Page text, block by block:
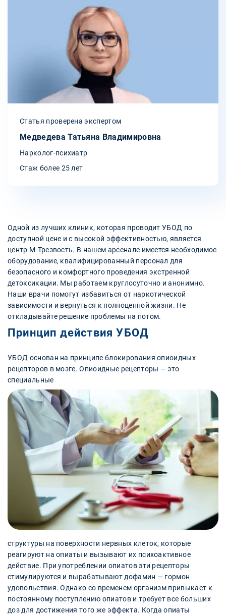
Статья проверена экспертом
Медведева Татьяна Владимировна
Нарколог-психиатр
Стаж более 25 лет
Одной из лучших клиник, которая проводит УБОД по
доступной цене и с высокой эффективностью, является
центр М-Трезвость. В нашем арсенале имеется необходимое
оборудование, квалифицированный персонал для
безопасного и комфортного проведения экстренной
детоксикации. Мы работаем круглосуточно и анонимно.
Наши врачи помогут избавиться от наркотической
зависимости и вернуться к полноценной жизни. Не
откладывайте решение проблемы на потом.
Принцип действия УБОД
УБОД основан на принципе блокирования опиоидных
рецепторов в мозге. Опиоидные рецепторы — это
специальные
структуры на поверхности нервных клеток, которые
реагируют на опиаты и вызывают их психоактивное
действие. При употреблении опиатов эти рецепторы
стимулируются и вырабатывают дофамин — гормон
удовольствия. Однако со временем организм привыкает к
постоянному поступлению опиатов и требует все больших
доз для достижения того же эффекта. Когда опиаты